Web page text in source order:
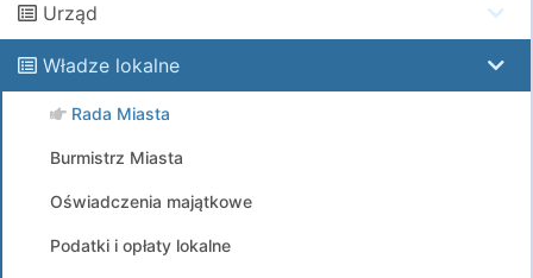
Urząd
Władze lokalne
Rada Miasta
Burmistrz Miasta
Oświadczenia majątkowe
Podatki i opłaty lokalne